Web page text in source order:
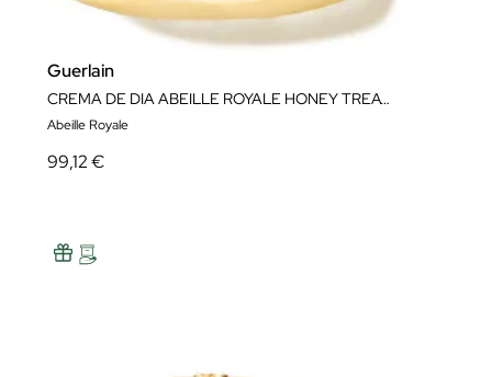
Guerlain
CREMA DE DIA ABEILLE ROYALE HONEY TREATMENT
Abeille Royale
99,12 €